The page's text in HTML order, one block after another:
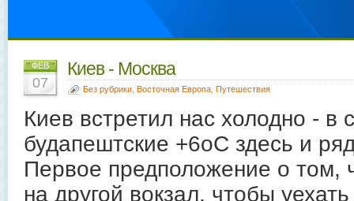
ФЕВ
07
Киев - Москва
Без рубрики Восточная Европа Путешествия
Киев встретил нас холодно - в
будапештские +6oC здесь и
Первое предположение о том,
на другой вокзал, чтобы